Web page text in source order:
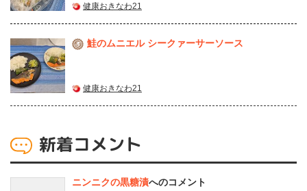
健康おきなわ21
3 鮭のムニエル シークァーサーソース
健康おきなわ21
新着コメント
ニンニクの黒糖漬へのコメント